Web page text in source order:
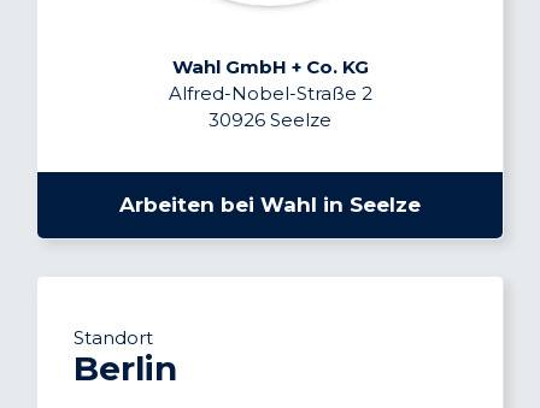
Wahl GmbH + Co. KG
Alfred-Nobel-Straße 2
30926 Seelze
Arbeiten bei Wahl in Seelze
Standort
Berlin